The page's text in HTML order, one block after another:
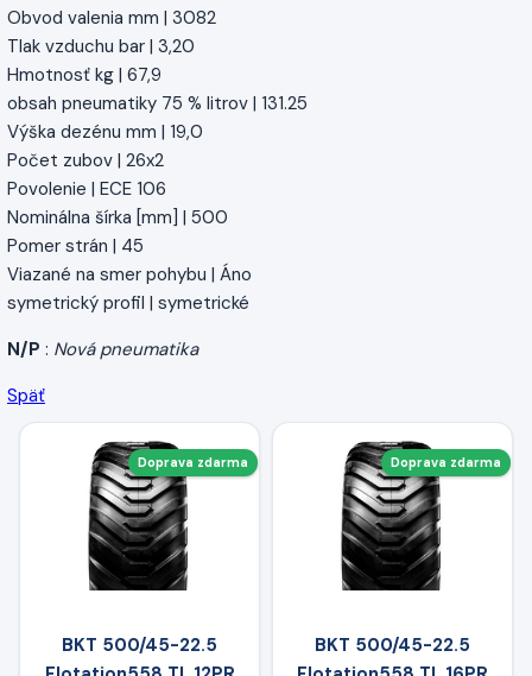
Obvod valenia mm | 3082
Tlak vzduchu bar | 3,20
Hmotnosť kg | 67,9
obsah pneumatiky 75 % litrov | 131.25
Výška dezénu mm | 19,0
Počet zubov | 26x2
Povolenie | ECE 106
Nominálna šírka [mm] | 500
Pomer strán | 45
Viazané na smer pohybu | Áno
symetrický profil | symetrické
N/P : Nová pneumatika
Späť
Doprava zdarma
BKT 500/45-22.5
Doprava zdarma
BKT 500/45-22.5